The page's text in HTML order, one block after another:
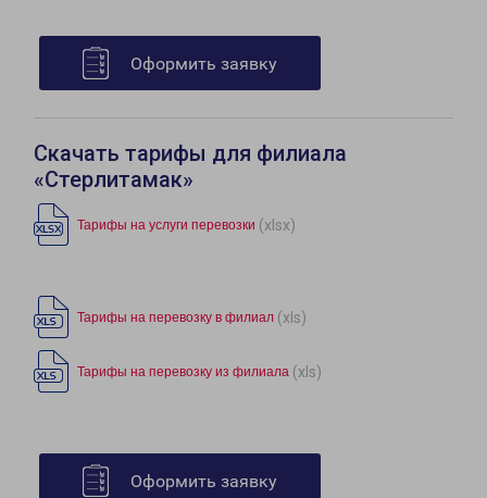
Оформить заявку
Скачать тарифы для филиала
«Стерлитамак»
Тарифы на услуги перевозки (xlsx)
Тарифы на перевозку в филиал (xls)
Тарифы на перевозку из филиала (xls)
Оформить заявку